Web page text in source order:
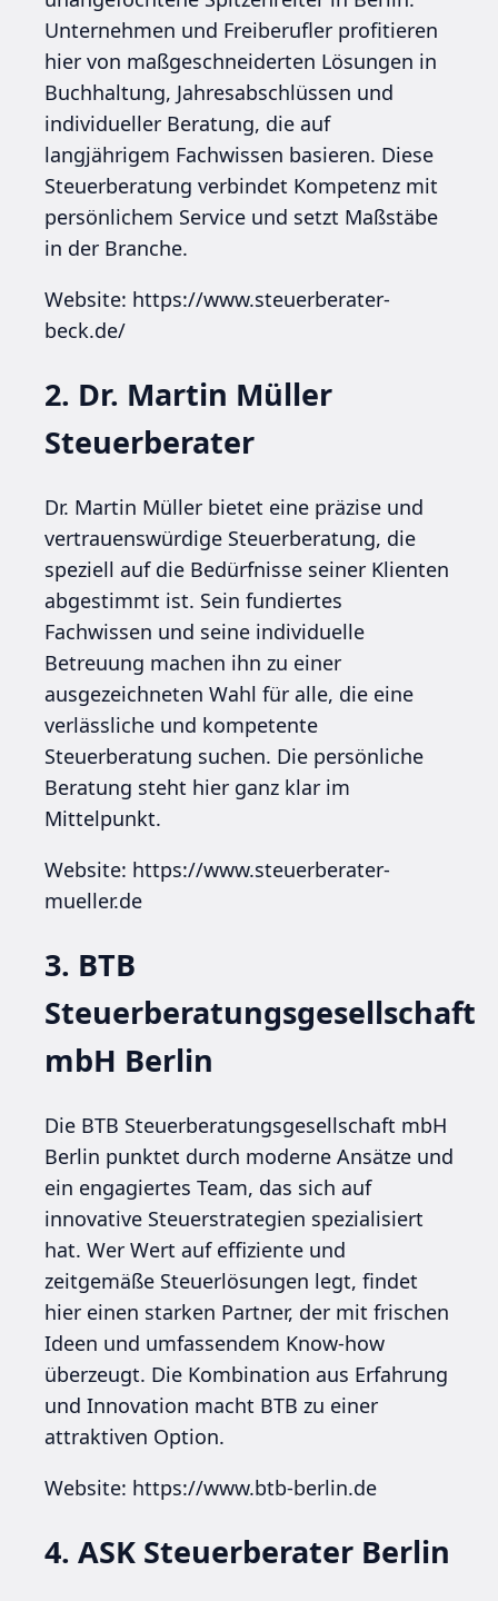
Unternehmen und Freiberufler profitieren
hier von maßgeschneiderten Lösungen in
Buchhaltung, Jahresabschlüssen und
individueller Beratung, die auf
langjährigem Fachwissen basieren. Diese
Steuerberatung verbindet Kompetenz mit
persönlichem Service und setzt Maßstäbe
in der Branche.
Website: https://www.steuerberater-
beck.de/
2. Dr. Martin Müller
Steuerberater
Dr. Martin Müller bietet eine präzise und
vertrauenswürdige Steuerberatung, die
speziell auf die Bedürfnisse seiner Klienten
abgestimmt ist. Sein fundiertes
Fachwissen und seine individuelle
Betreuung machen ihn zu einer
ausgezeichneten Wahl für alle, die eine
verlässliche und kompetente
Steuerberatung suchen. Die persönliche
Beratung steht hier ganz klar im
Mittelpunkt.
Website: https://www.steuerberater-
mueller.de
3. BTB
Steuerberatungsgesellschaft
mbH Berlin
Die BTB Steuerberatungsgesellschaft mbH
Berlin punktet durch moderne Ansätze und
ein engagiertes Team, das sich auf
innovative Steuerstrategien spezialisiert
hat. Wer Wert auf effiziente und
zeitgemäße Steuerlösungen legt, findet
hier einen starken Partner, der mit frischen
Ideen und umfassendem Know-how
überzeugt. Die Kombination aus Erfahrung
und Innovation macht BTB zu einer
attraktiven Option.
Website: https://www.btb-berlin.de
4. ASK Steuerberater Berlin